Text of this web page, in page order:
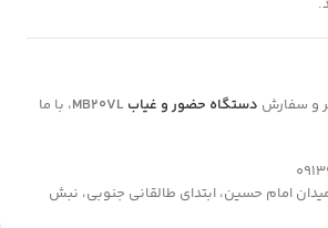
و سفارش دستگاه حضور و غیاب
، با ما
امام حسین، ابتدای طالقانی جنوبی، نبش